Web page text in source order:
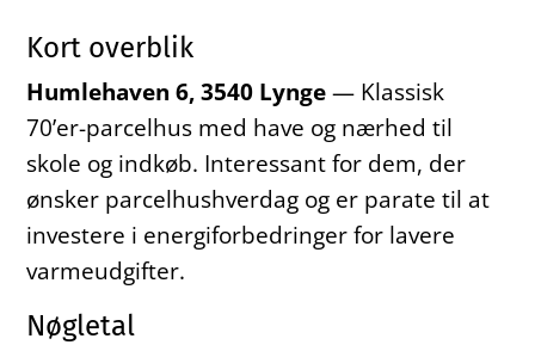
Kort overblik
Humlehaven 6, 3540 Lynge— Klassisk
70’er-parcelhus med have og nærhed til
skole og indkøb. Interessant for dem, der
ønsker parcelhushverdag og er parate til at
investere i energiforbedringer for lavere
varmeudgifter.
Nøgletal